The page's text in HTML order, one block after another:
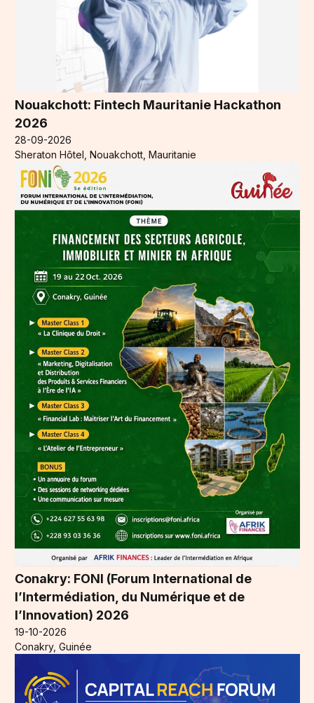
Nouakchott: Fintech Mauritanie Hackathon
2026
28-09-2026
Sheraton Hôtel, Nouakchott, Mauritanie
Conakry: FONI (Forum International de
l’Intermédiation, du Numérique et de
l’Innovation) 2026
19-10-2026
Conakry, Guinée